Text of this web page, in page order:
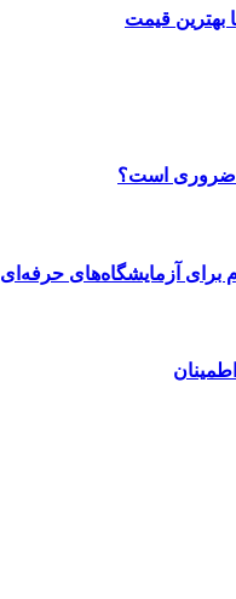
بهترین قیمت
ضروری است؟
آزمایشگاه‌های حرفه‌ای